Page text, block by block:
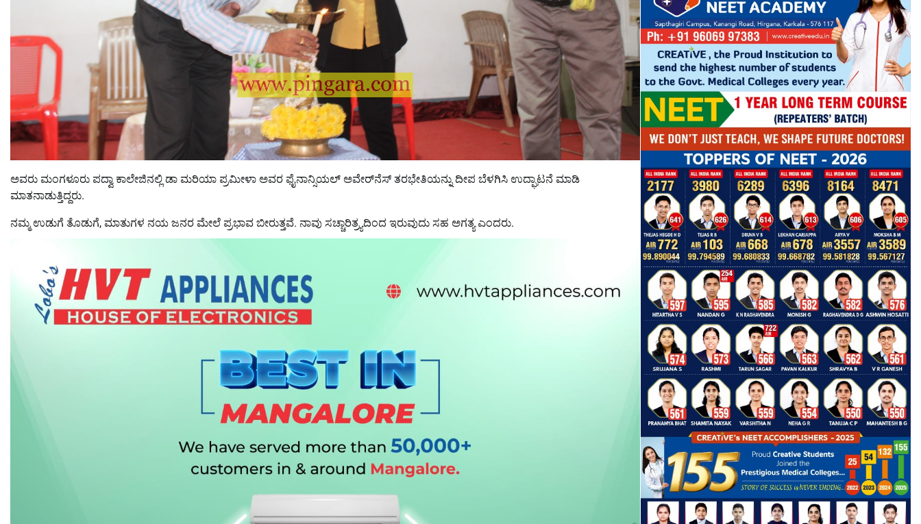
ಅವರು ಮಂಗಳೂರು ಪದ್ವಾ ಕಾಲೇಜಿನಲ್ಲಿ ಡಾ ಮರಿಯಾ ಪ್ರಮೀಳಾ ಅವರ ಫೈನಾನ್ಸಿಯಲ್ ಅವೇರ್‌ನೆಸ್ ತರಭೇತಿಯನ್ನು ದೀಪ ಬೆಳಗಿಸಿ ಉದ್ಘಾಟನೆ ಮಾಡಿ
ಮಾತನಾಡುತ್ತಿದ್ದರು.
ನಮ್ಮ ಉಡುಗೆ ತೊಡುಗೆ, ಮಾತುಗಳ ನಯ ಜನರ ಮೇಲೆ ಪ್ರಭಾವ ಬೀರುತ್ತವೆ. ನಾವು ಸಚ್ಚಾರಿತ್ರ್ಯದಿಂದ ಇರುವುದು ಸಹ ಅಗತ್ಯ ಎಂದರು.